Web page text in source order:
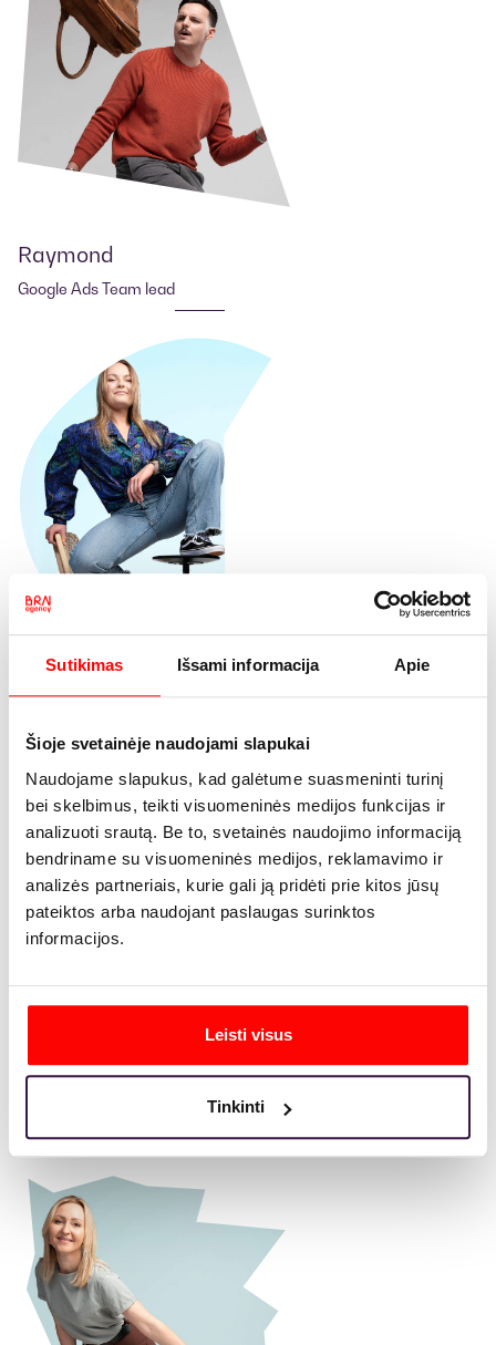
Sutikimas Išsami informacija Apie
Šioje svetainėje naudojami slapukai
Naudojame slapukus, kad galėtume suasmeninti turinį
bei skelbimus, teikti visuomeninės medijos funkcijas ir
analizuoti srautą. Be to, svetainės naudojimo informaciją
bendriname su visuomeninės medijos, reklamavimo ir
analizės partneriais, kurie gali ją pridėti prie kitos jūsų
pateiktos arba naudojant paslaugas surinktos
informacijos.
Leisti visus
Tinkinti
Raymond
Google Ads Team lead
Gabrielle